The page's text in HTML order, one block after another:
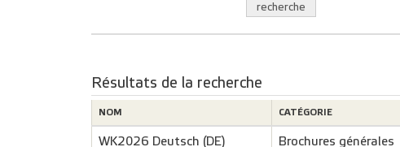
recherche
Résultats de la recherche
NOM CATÉGORIE
WK2026 Deutsch (DE) Brochures générales